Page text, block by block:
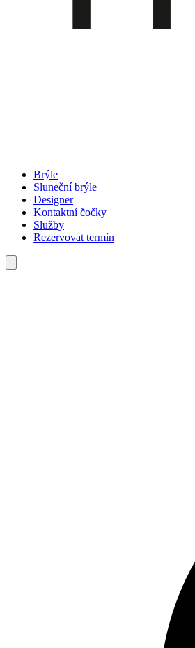
Brýle
Sluneční brýle
Designer
Kontaktní čočky
Služby
Rezervovat termín